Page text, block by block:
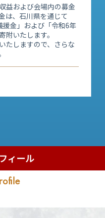
益および会場内の募金
は、石川県を通じて
援金」および「令和6年
附いたします。
たしますので、さらな
ィール